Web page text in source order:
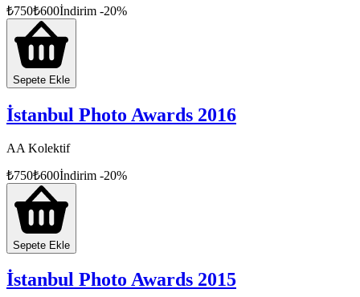
₺750₺600İndirim -20%
Sepete Ekle
İstanbul Photo Awards 2016
AA Kolektif
₺750₺600İndirim -20%
Sepete Ekle
İstanbul Photo Awards 2015